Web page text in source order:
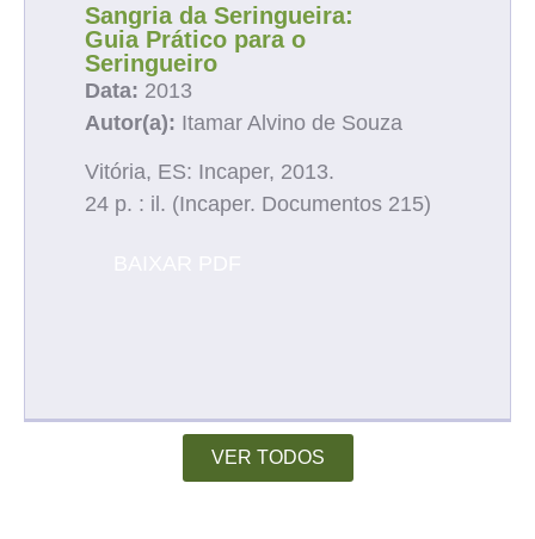
Sangria da Seringueira:
Guia Prático para o
Seringueiro
Data: 2013
Autor(a): Itamar Alvino de Souza
Vitória, ES: Incaper, 2013.
24 p. : il. (Incaper. Documentos 215)
VER TODOS